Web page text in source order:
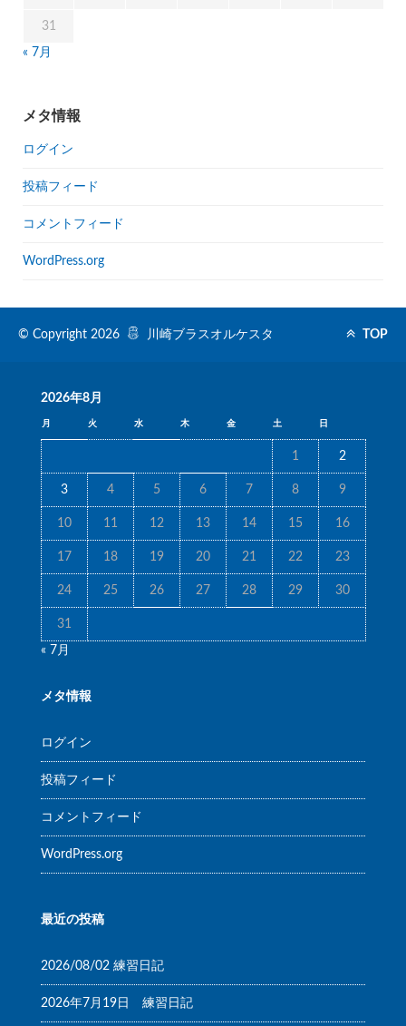
31
« 7月
メタ情報
ログイン
投稿フィード
コメントフィード
WordPress.org
© Copyright 2026 川崎ブラスオルケスタ TOP
2026年8月
月 火 水 木 金 土 日
1 2
3 4 5 6 7 8 9
10 11 12 13 14 15 16
17 18 19 20 21 22 23
24 25 26 27 28 29 30
31
« 7月
メタ情報
ログイン
投稿フィード
コメントフィード
WordPress.org
最近の投稿
2026/08/02 練習日記
2026年7月19日 練習日記